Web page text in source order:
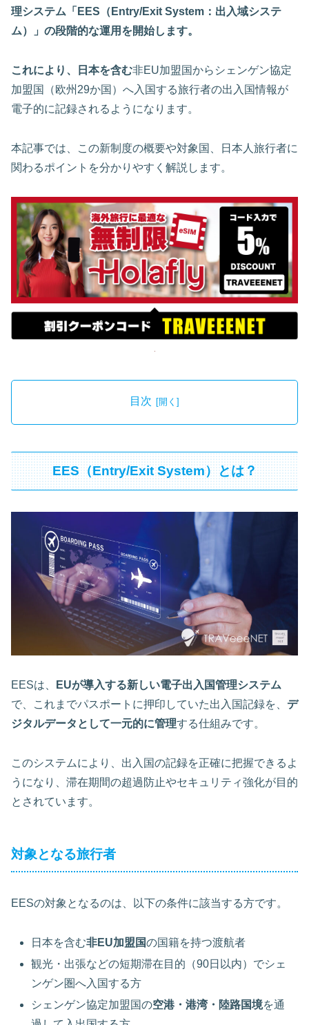
理システム「EES（Entry/Exit System：出入域システ
ム）」の段階的な運用を開始します。
これにより、日本を含む非EU加盟国からシェンゲン協定
加盟国（欧州29か国）へ入国する旅行者の出入国情報が
電子的に記録されるようになります。
本記事では、この新制度の概要や対象国、日本人旅行者に
関わるポイントを分かりやすく解説します。
目次
EES（Entry/Exit System）とは？
EESは、
EUが導入する新しい電子出入国管理システム
で、これまでパスポートに押印していた出入国記録を、 デ
ジタルデータとして一元的に管理する仕組みです。
このシステムにより、出入国の記録を正確に把握できるよ
うになり、滞在期間の超過防止やセキュリティ強化が目的
とされています。
対象となる旅行者
EESの対象となるのは、以下の条件に該当する方です。
日本を含む非EU加盟国の国籍を持つ渡航者
観光・出張などの短期滞在目的（90日以内）でシェ
ンゲン圏へ入国する方
シェンゲン協定加盟国の空港・港湾・陸路国境を通